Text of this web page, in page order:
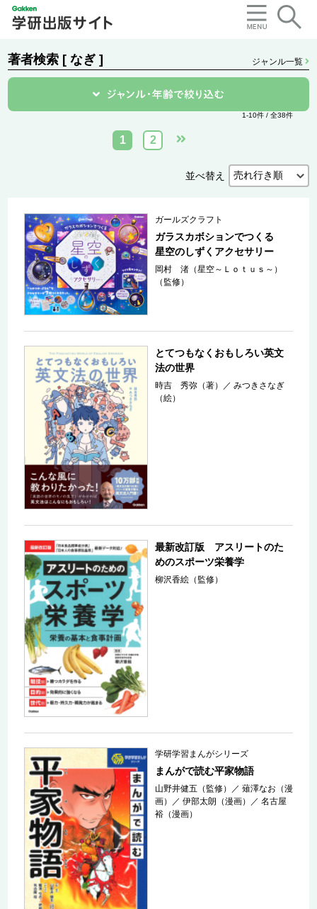
著者検索 [ なぎ ] ジャンル一覧
1-10件 / 全38件
1 2
並べ替え
ガールズクラフト
ガラスカボションでつくる
星空のしずくアクセサリー
岡村 渚（星空～Ｌｏｔｕｓ～）
（監修）
とてつもなくおもしろい英文
法の世界
時吉 秀弥（著） ／みつきさなぎ
（絵）
最新改訂版 アスリートのた
めのスポーツ栄養学
柳沢香絵（監修）
学研学習まんがシリーズ
まんがで読む平家物語
山野井健五（監修） ／薙澤なお（漫
画）
／伊部太朗（漫画） ／名古屋
裕（漫画）